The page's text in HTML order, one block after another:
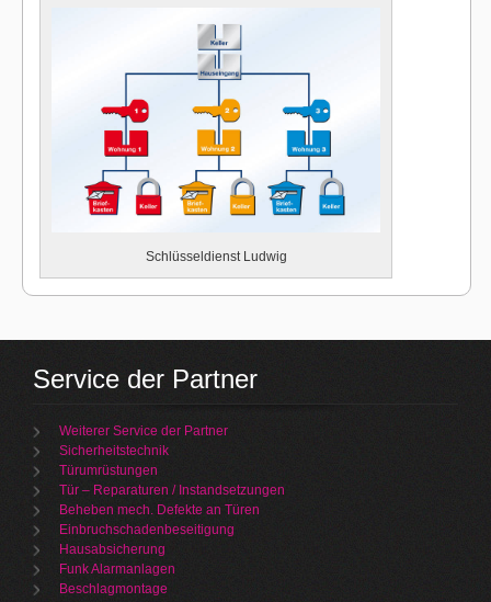
Schlüsseldienst Ludwig
Service der Partner
Weiterer Service der Partner
Sicherheitstechnik
Türumrüstungen
Tür – Reparaturen / Instandsetzungen
Beheben mech. Defekte an Türen
Einbruchschadenbeseitigung
Hausabsicherung
Funk Alarmanlagen
Beschlagmontage